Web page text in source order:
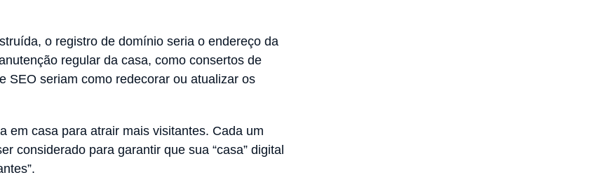
o registro de domínio seria o endereço da
regular da casa, como consertos de
SEO seriam como redecorar ou atualizar os
em casa para atrair mais visitantes. Cada um
considerado para garantir que sua “casa” digital